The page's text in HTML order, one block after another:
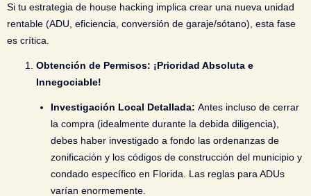
Si tu estrategia de house hacking implica crear una nueva unidad
rentable (ADU, eficiencia, conversión de garaje/sótano), esta fase
es crítica.
Obtención de Permisos: ¡Prioridad Absoluta e
Innegociable!
Investigación Local Detallada: Antes incluso de cerrar
la compra (idealmente durante la debida diligencia),
debes haber investigado a fondo las ordenanzas de
zonificación y los códigos de construcción del municipio y
condado específico en Florida. Las reglas para ADUs
varían enormemente.